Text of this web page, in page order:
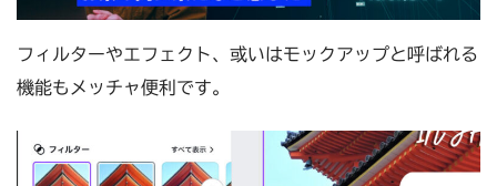
フィルターやエフェクト、或いはモックアップと呼ばれる
機能もメッチャ便利です。